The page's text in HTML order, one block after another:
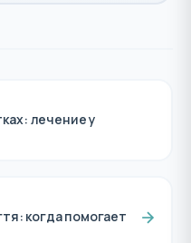
лечение у
когда помогает